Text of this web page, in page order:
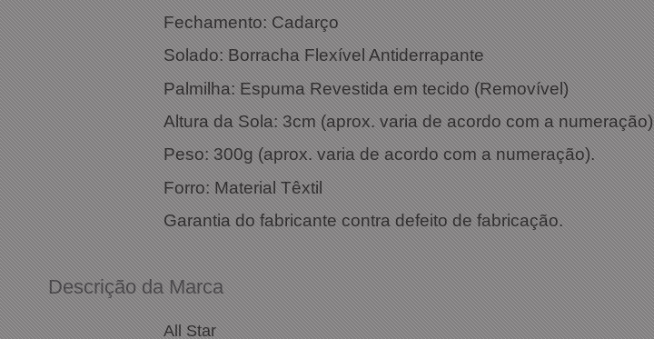
Fechamento: Cadarço
Solado: Borracha Flexível Antiderrapante
Palmilha: Espuma Revestida em tecido (Removível)
Altura da Sola: 3cm (aprox. varia de acordo com a numeração)
Peso: 300g (aprox. varia de acordo com a numeração).
Forro: Material Têxtil
Garantia do fabricante contra defeito de fabricação.
Descrição da Marca
All Star